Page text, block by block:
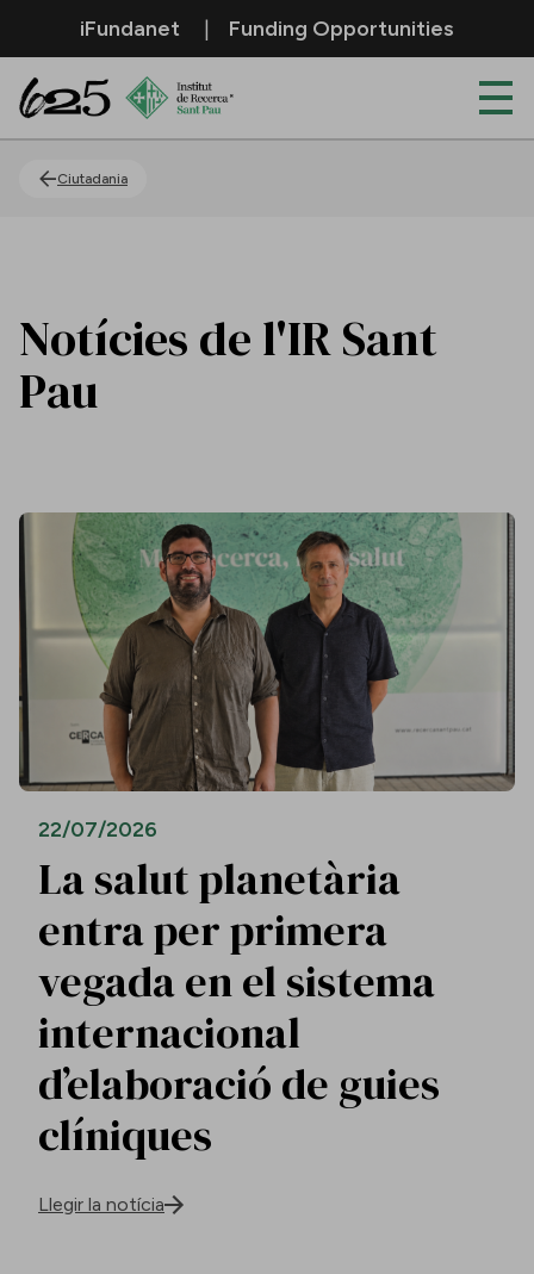
Salta al contingut principal
iFundanet Funding Opportunities
Ciutadania
Notícies de l'IR Sant
Pau
22/07/2026
La salut planetària
entra per primera
vegada en el sistema
internacional
d’elaboració de guies
clíniques
Llegir la notícia